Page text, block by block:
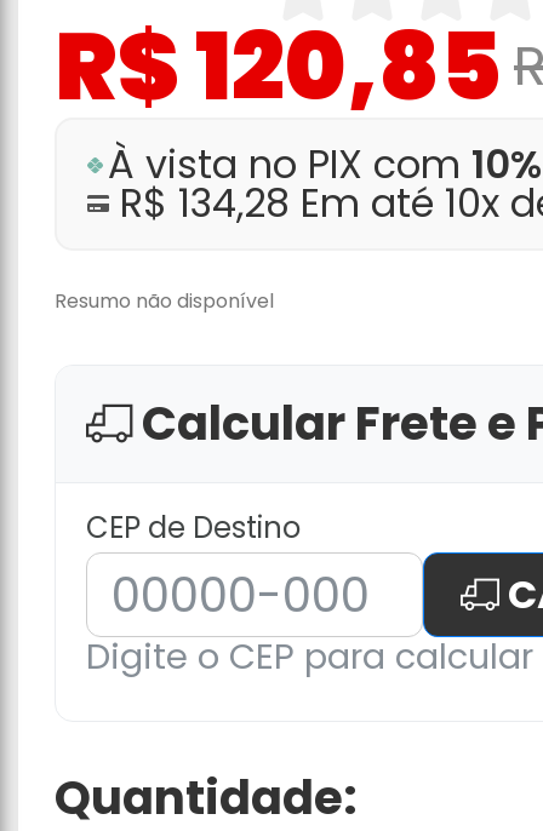
R$ 120,85
À vista no PIX com
R$ 134,28 Em até 10x
Resumo não disponível
Calcular Frete e
CEP de Destino
Digite o CEP para
Quantidade: